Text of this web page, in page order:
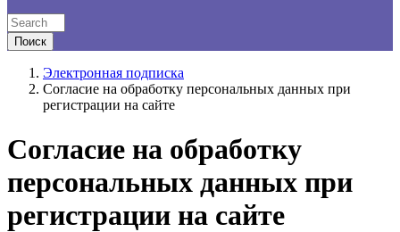
Электронная подписка
Согласие на обработку персональных данных при
регистрации на сайте
Согласие на обработку
персональных данных при
регистрации на сайте